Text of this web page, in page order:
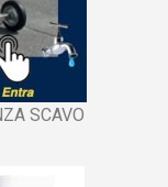
SCAVO